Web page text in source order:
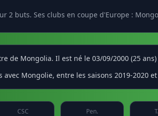
2 buts. Ses clubs en coupe d'Europe :
de Mongolia. Il est né le 03/09/2000 (25
Mongolie, entre les saisons 2019-2020
CSC Pen.